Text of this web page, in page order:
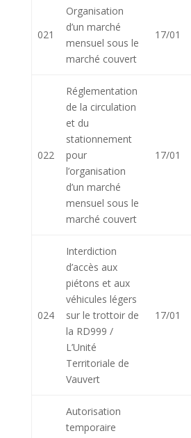
021
Organisation
d’un marché
mensuel sous le
marché couvert
17/01
022
Réglementation
de la circulation
et du
stationnement
pour
l’organisation
d’un marché
mensuel sous le
marché couvert
17/01
024
Interdiction
d’accès aux
piétons et aux
véhicules légers
sur le trottoir de
la RD999 /
L’Unité
Territoriale de
Vauvert
17/01
Autorisation
temporaire